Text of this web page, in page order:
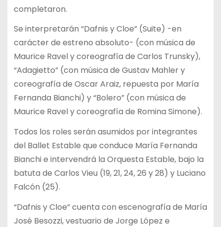
completaron.
Se interpretarán “Dafnis y Cloe” (Suite) -en
carácter de estreno absoluto- (con música de
Maurice Ravel y coreografía de Carlos Trunsky),
“Adagietto” (con música de Gustav Mahler y
coreografía de Oscar Araiz, repuesta por María
Fernanda Bianchi) y “Bolero” (con música de
Maurice Ravel y coreografía de Romina Simone).
Todos los roles serán asumidos por integrantes
del Ballet Estable que conduce María Fernanda
Bianchi e intervendrá la Orquesta Estable, bajo la
batuta de Carlos Vieu (19, 21, 24, 26 y 28) y Luciano
Falcón (25).
“Dafnis y Cloe” cuenta con escenografía de María
José Besozzi, vestuario de Jorge López e